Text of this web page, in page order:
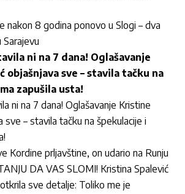
nakon 8 godina ponovo u Slogi – dva
ni na 7 dana! Oglašavanje
objašnjava sve – stavila tačku na
zapušila usta!
ni na 7 dana! Oglašavanje Kristine
sve – stavila tačku na špekulacije i
Kordine prljavštine, on udario na Runju
DA VAS SLOMI! Kristina Spalević
sve detalje: Toliko me je